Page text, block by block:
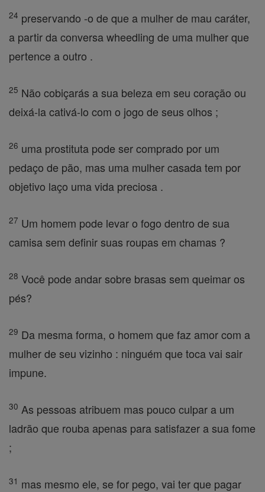
24 preservando -o de que a mulher de mau caráter,
a partir da conversa wheedling de uma mulher que
pertence a outro .
25 Não cobiçarás a sua beleza em seu coração ou
deixá-la cativá-lo com o jogo de seus olhos ;
26 uma prostituta pode ser comprado por um
pedaço de pão, mas uma mulher casada tem por
objetivo laço uma vida preciosa .
27 Um homem pode levar o fogo dentro de sua
camisa sem definir suas roupas em chamas ?
28 Você pode andar sobre brasas sem queimar os
pés?
29 Da mesma forma, o homem que faz amor com a
mulher de seu vizinho : ninguém que toca vai sair
impune.
30 As pessoas atribuem mas pouco culpar a um
ladrão que rouba apenas para satisfazer a sua fome
;
31 mas mesmo ele, se for pego, vai ter que pagar